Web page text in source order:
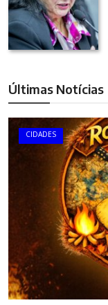
Últimas Notícias
CIDADES